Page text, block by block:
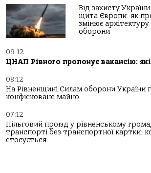
Від захисту
щита Європи: як
змінює
оборони
09:12
ЦНАП Рівного пропонує вакансію:
08:12
На Рівненщині Силам оборони України
конфісковане майно
07:12
Пільговий проїзд у рівненському
транспорті без транспортної картки:
стосується